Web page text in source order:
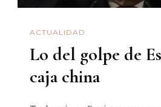
ACTUALIDAD
Lo del golpe de
caja china